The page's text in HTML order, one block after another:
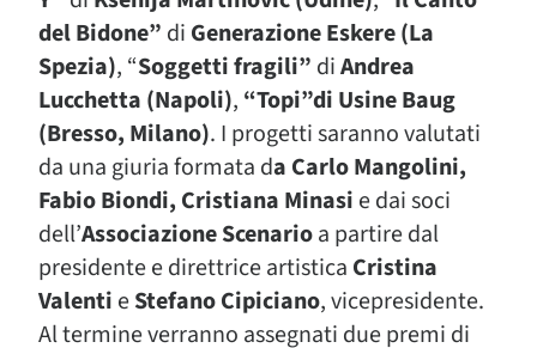
del Bidone” di Generazione Eskere (La
Spezia), “Soggetti fragili” diAndrea
Lucchetta (Napoli), “Topi”di Usine Baug
(Bresso, Milano). I progetti saranno valutati
da una giuria formata da Carlo Mangolini,
Fabio Biondi, Cristiana Minasi e dai soci
dell’Associazione Scenarioa partire dal
presidente e direttrice artistica Cristina
Valenti eStefano Cipiciano, vicepresidente.
Al termine verranno assegnati due premi di